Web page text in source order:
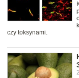
czy toksynami.